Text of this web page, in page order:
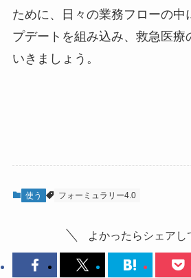
ために、日々の業務フローの中
プデートを組み込み、救急医療
いきましょう。
使う フォーミュラリー4.0
よかったらシェアし